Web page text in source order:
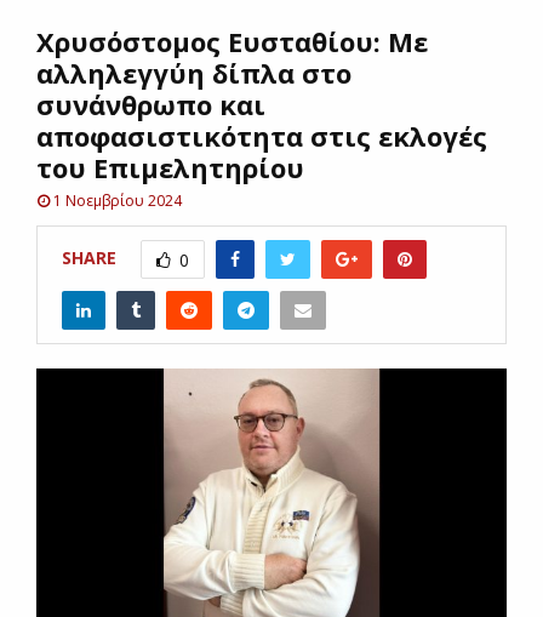
UΧρυσόστομος Ευσταθίου: Με
αλληλεγγύη δίπλα στο
συνάνθρωπο και
αποφασιστικότητα στις εκλογές
του Επιμελητηρίου
1 Νοεμβρίου 2024
SHARE 0